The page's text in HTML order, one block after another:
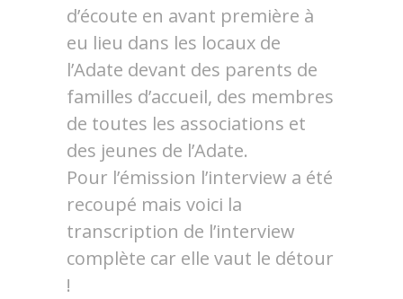
d’écoute en avant première à
eu lieu dans les locaux de
l’Adate devant des parents de
familles d’accueil, des membres
de toutes les associations et
des jeunes de l’Adate.
Pour l’émission l’interview a été
recoupé mais voici la
transcription de l’interview
complète car elle vaut le détour
!